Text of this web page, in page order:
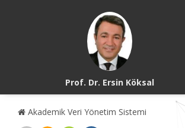
Prof. Dr. Ersin Köksal
Akademik Veri Yönetim Sistemi